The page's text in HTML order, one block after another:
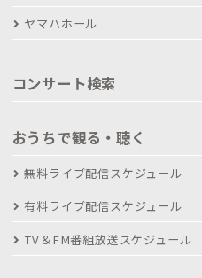
ヤマハホール
コンサート検索
おうちで観る・聴く
無料ライブ配信スケジュール
有料ライブ配信スケジュール
TV＆FM番組放送スケジュール